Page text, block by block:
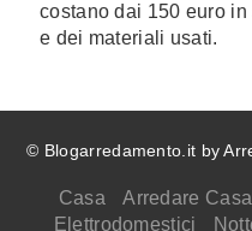
costano dai 150 euro
e dei materiali usati.
© Blogarredamento.it by
Casa Arredare Casa
Elettrodomestici